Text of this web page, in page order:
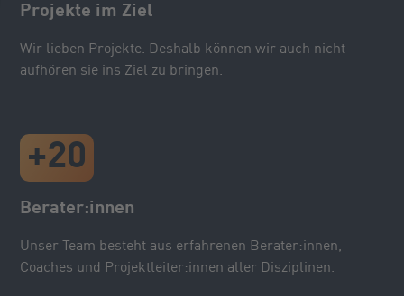
Projekte im Ziel
Wir lieben Projekte. Deshalb können wir auch nicht
aufhören sie ins Ziel zu bringen.
+20
Berater:innen
Unser Team besteht aus erfahrenen Berater:innen,
Coaches und Projektleiter:innen aller Disziplinen.